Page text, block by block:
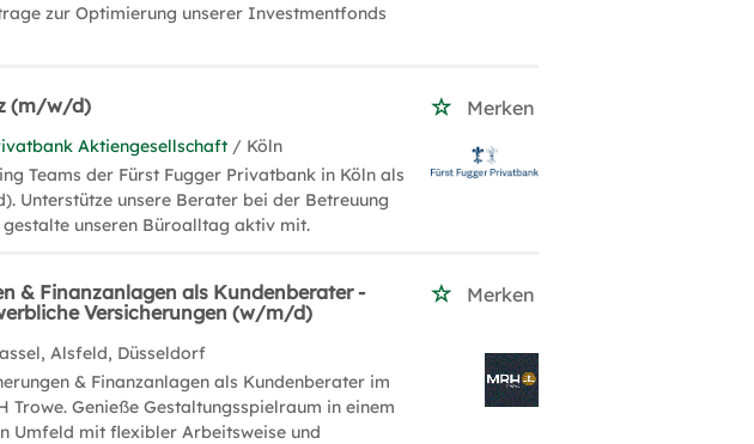
zur Optimierung unserer Investmentfonds
(m/w/d) Merken
Aktiengesellschaft / Köln
Teams der Fürst Fugger Privatbank in Köln als
Unterstütze unsere Berater bei der Betreuung
unseren Büroalltag aktiv mit.
& Finanzanlagen als Kundenberater -
Versicherungen (w/m/d)
Merken
Alsfeld, Düsseldorf
& Finanzanlagen als Kundenberater im
Trowe. Genieße Gestaltungsspielraum in einem
Umfeld mit flexibler Arbeitsweise und